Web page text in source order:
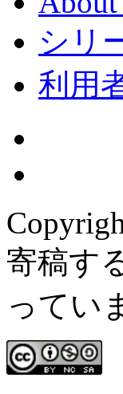
シリ
利用
寄稿す
ってい